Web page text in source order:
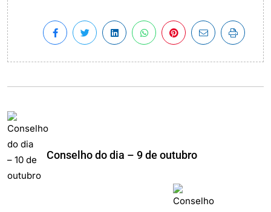
Conselho do dia – 9 de outubro